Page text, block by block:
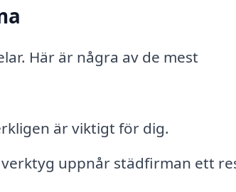
Här är några av de mest
är viktigt för dig.
uppnår städfirman ett